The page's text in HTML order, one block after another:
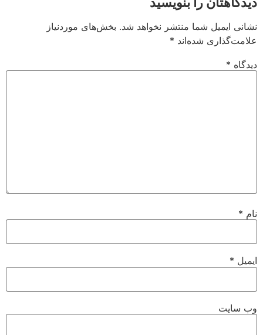
نشانی ایمیل شما منتشر نخواهد شد. بخش‌های موردنیاز
علامت‌گذاری شده‌اند *
دیدگاه *
نام *
ایمیل *
وب‌ سایت